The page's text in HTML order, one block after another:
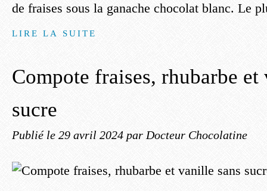
de fraises sous la ganache chocolat blanc. Le
LIRE LA SUITE
Compote fraises, rhubarbe et
sucre
Publié le 29 avril 2024 par Docteur Chocolatine